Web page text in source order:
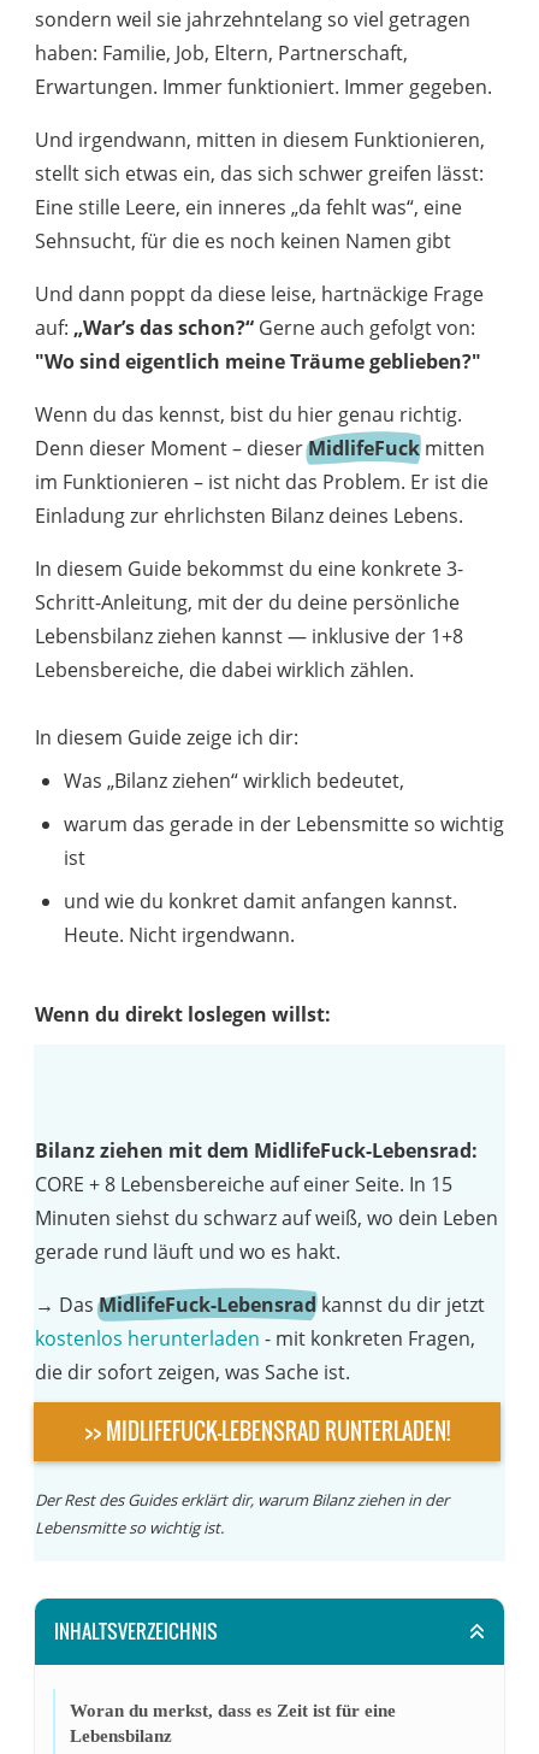
sondern weil sie jahrzehntelang so viel getragen
haben: Familie, Job, Eltern, Partnerschaft,
Erwartungen. Immer funktioniert. Immer gegeben.
Und irgendwann, mitten in diesem Funktionieren,
stellt sich etwas ein, das sich schwer greifen lässt:
Eine stille Leere, ein inneres „da fehlt was“, eine
Sehnsucht, für die es noch keinen Namen gibt
Und dann poppt da diese leise, hartnäckige Frage
auf: „War’s das schon?“ Gerne auch gefolgt von:
"Wo sind eigentlich meine Träume geblieben?"
Wenn du das kennst, bist du hier genau richtig.
Denn dieser Moment – dieserMidlifeFuckmitten
im Funktionieren – ist nicht das Problem. Er ist die
Einladung zur ehrlichsten Bilanz deines Lebens.
In diesem Guide bekommst du eine konkrete 3-
Schritt-Anleitung, mit der du deine persönliche
Lebensbilanz ziehen kannst — inklusive der 1+8
Lebensbereiche, die dabei wirklich zählen.
In diesem Guide zeige ich dir:
Was „Bilanz ziehen“ wirklich bedeutet,
warum das gerade in der Lebensmitte so wichtig
ist
und wie du konkret damit anfangen kannst.
Heute. Nicht irgendwann.
Wenn du direkt loslegen willst:
Bilanz ziehen mit dem MidlifeFuck-Lebensrad:
CORE + 8 Lebensbereiche auf einer Seite. In 15
Minuten siehst du schwarz auf weiß, wo dein Leben
gerade rund läuft und wo es hakt.
→ DasMidlifeFuck-Lebensradkannst du dir jetzt
kostenlos herunterladen - mit konkreten Fragen,
die dir sofort zeigen, was Sache ist.
>> MIDLIFEFUCK-LEBENSRAD RUNTERLADEN!
Der Rest des Guides erklärt dir, warum Bilanz ziehen in der
Lebensmitte so wichtig ist.
INHALTSVERZEICHNIS
Woran du merkst, dass es Zeit ist für eine
Lebensbilanz